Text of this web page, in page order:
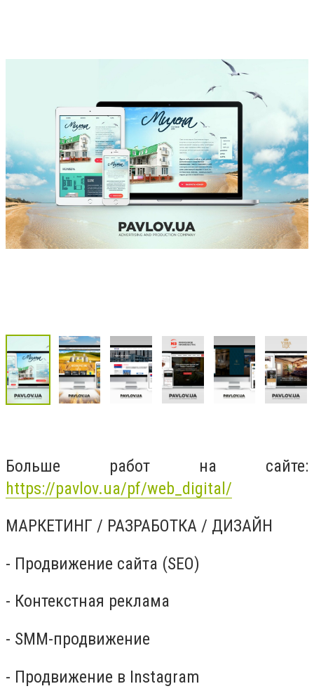
Больше работ на сайте:
https://pavlov.ua/pf/web_digital/
МАРКЕТИНГ / РАЗРАБОТКА / ДИЗАЙН
- Продвижение сайта (SEO)
- Контекстная реклама
- SMM-продвижение
- Продвижение в Instagram